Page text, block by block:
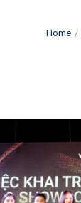
Home